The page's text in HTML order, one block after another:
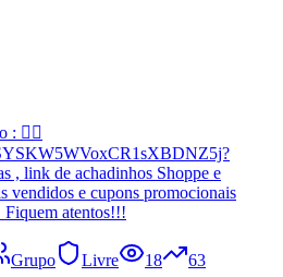
👇🏼
, link de achadinhos Shoppe e
vendidos e cupons promocionais
atentos!!!
Grupo Livre 18 63